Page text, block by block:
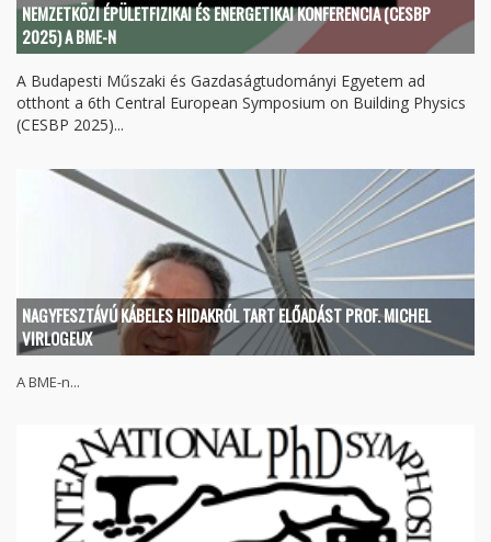
NEMZETKÖZI ÉPÜLETFIZIKAI ÉS ENERGETIKAI KONFERENCIA (CESBP
2025) A BME-N
A Budapesti Műszaki és Gazdaságtudományi Egyetem ad
otthont a 6th Central European Symposium on Building Physics
(CESBP 2025)...
NAGYFESZTÁVÚ KÁBELES HIDAKRÓL TART ELŐADÁST PROF. MICHEL
VIRLOGEUX
A BME-n...